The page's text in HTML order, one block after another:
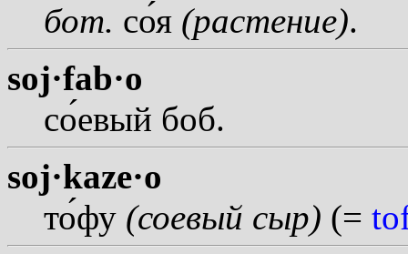
бот. соя (растение).
soj·fab·o
соевый боб.
soj·kaze·o
тофу (соевый сыр) (=